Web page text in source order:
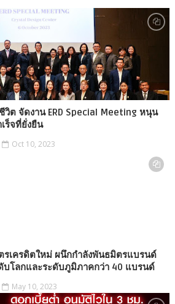
ต จัดงาน ERD Special Meeting หนุน
ร็จที่ยั่งยืน
Oct 10, 2023
เครดิตใหม่ ผนึกกำลังพันธมิตรแบรนด์
บโลกและระดับภูมิภาคกว่า 40 แบรนด์
May 10, 2023